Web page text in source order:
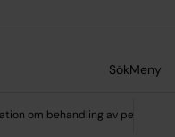
SökMeny
om behandling av